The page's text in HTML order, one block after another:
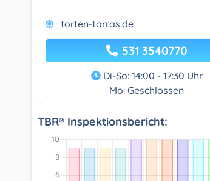
torten-tarras.de
531 3540770
Di-So: 14:00 - 17:30 Uhr
Mo: Geschlossen
TBR® Inspektionsbericht: